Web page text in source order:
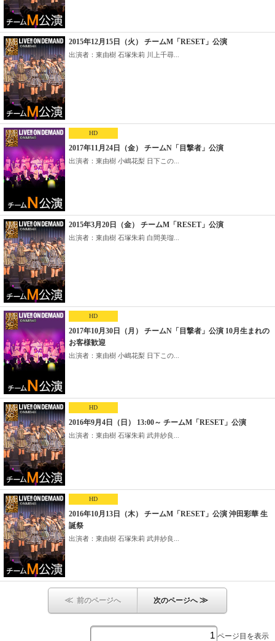
2015年12月15日（火） チームM「RESET」公演
出演者：東由樹 石塚朱莉 川上千尋...
HD
2017年11月24日（金） チームN「目撃者」公演
出演者：東由樹 小嶋花梨 日下この...
2015年3月20日（金） チームM「RESET」公演
出演者：東由樹 石塚朱莉 白間美瑠...
HD
2017年10月30日（月） チームN「目撃者」公演 10月生まれの
お客様歓迎
出演者：東由樹 小嶋花梨 日下この...
HD
2016年9月4日（日） 13:00～ チームM「RESET」公演
出演者：東由樹 石塚朱莉 武井紗良...
HD
2016年10月13日（木） チームM「RESET」公演 沖田彩華 生
誕祭
出演者：東由樹 石塚朱莉 武井紗良...
≪ 前のページへ 次のページへ≫
ページ目を表示